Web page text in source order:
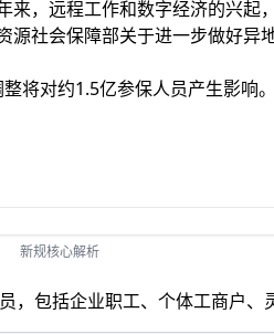
，远程工作和数字经济的兴
社会保障部关于进一步做好异
将对约1.5亿参保人员产生影响。
新规核心解析
包括企业职工、个体工商户、